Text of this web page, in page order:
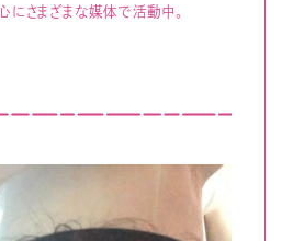
にさまざまな媒体で活動中。